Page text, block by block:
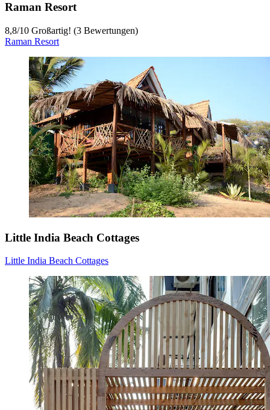
Raman Resort
8,8/10 Großartig! (3 Bewertungen)
Raman Resort
Little India Beach Cottages
Little India Beach Cottages